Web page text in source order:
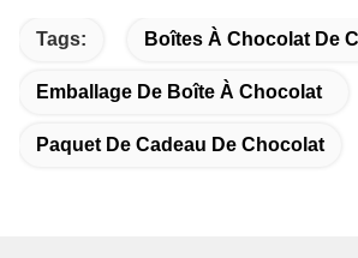
Tags: Boîtes À Chocolat De
Emballage De Boîte À Chocolat
Paquet De Cadeau De Chocolat